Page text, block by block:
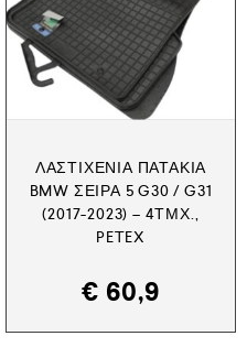
ΛΑΣΤΙΧΈΝΙΑ ΠΑΤΆΚΙΑ
BMW ΣΕΙΡΆ 5 G30 / G31
(2017-2023) – 4ΤΜΧ.,
PETEX
€ 60,9